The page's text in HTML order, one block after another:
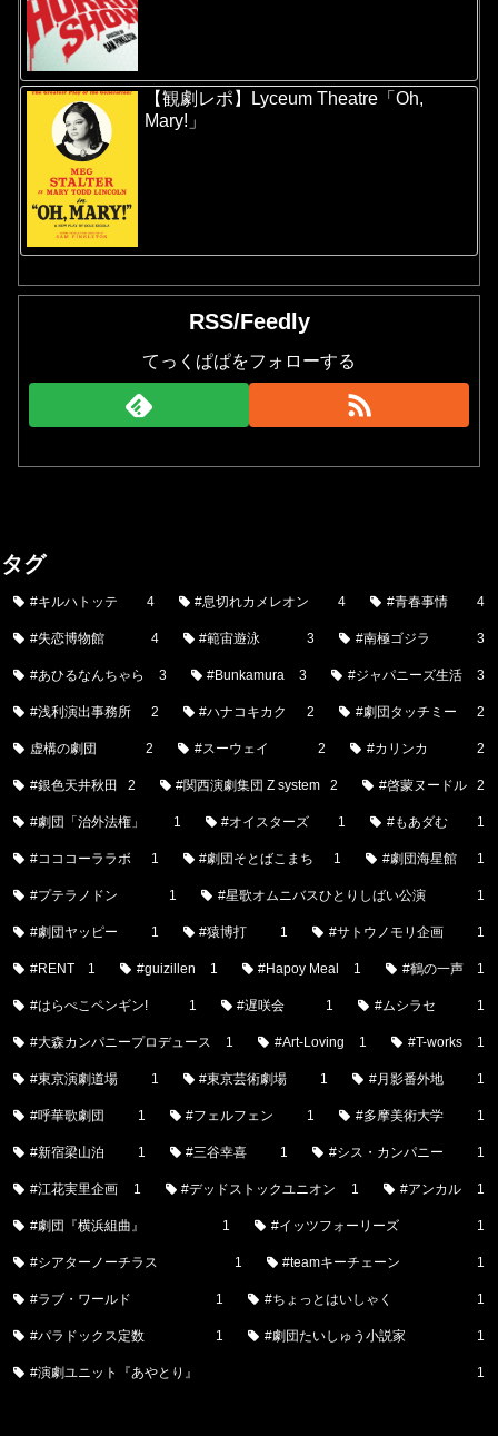
【観劇レポ】Lyceum Theatre「Oh,
Mary!」
RSS/Feedly
てっくぱぱをフォローする
タグ
#キルハトッテ 4 #息切れカメレオン 4 #青春事情 4
#失恋博物館 4 #範宙遊泳 3 #南極ゴジラ 3
#あひるなんちゃら 3 #Bunkamura 3 #ジャパニーズ生活 3
#浅利演出事務所 2 #ハナコキカク 2 #劇団タッチミー 2
虚構の劇団 2 #スーウェイ 2 #カリンカ 2
#銀色天井秋田 2 #関西演劇集団 Z system 2 #啓蒙ヌードル 2
#劇団「治外法権」 1 #オイスターズ 1 #もあダむ 1
#コココーララボ 1 #劇団そとばこまち 1 #劇団海星館 1
#プテラノドン 1 #星歌オムニバスひとりしばい公演 1
#劇団ヤッピー 1 #猿博打 1 #サトウノモリ企画 1
#RENT 1 #guizillen 1 #Hapoy Meal 1 #鶴の一声 1
#はらぺこペンギン! 1 #遅咲会 1 #ムシラセ 1
#大森カンパニープロデュース 1 #Art-Loving 1 #T-works 1
#東京演劇道場 1 #東京芸術劇場 1 #月影番外地 1
#呼華歌劇団 1 #フェルフェン 1 #多摩美術大学 1
#新宿梁山泊 1 #三谷幸喜 1 #シス・カンパニー 1
#江花実里企画 1 #デッドストックユニオン 1 #アンカル 1
#劇団『横浜組曲』 1 #イッツフォーリーズ 1
#シアターノーチラス 1 #teamキーチェーン 1
#ラブ・ワールド 1 #ちょっとはいしゃく 1
#パラドックス定数 1 #劇団たいしゅう小説家 1
#演劇ユニット『あやとり』 1